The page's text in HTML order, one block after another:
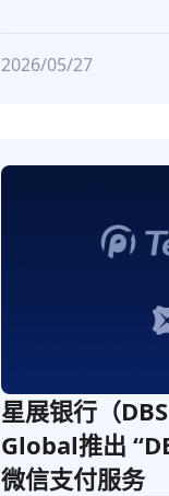
2026/05/27
星展银行（
Global推出
微信支付服务